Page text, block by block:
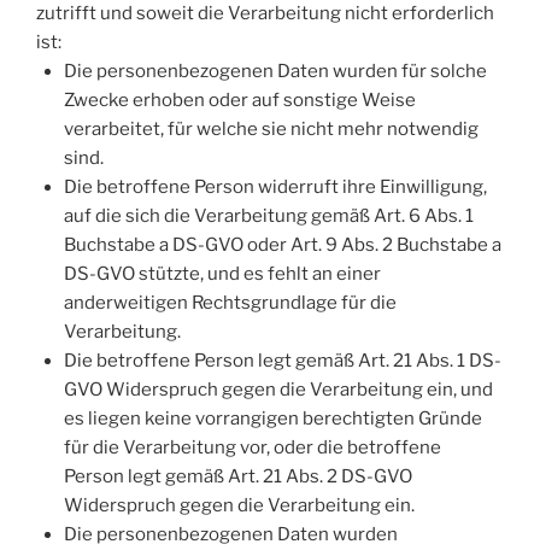
zutrifft und soweit die Verarbeitung nicht erforderlich
ist:
Die personenbezogenen Daten wurden für solche
Zwecke erhoben oder auf sonstige Weise
verarbeitet, für welche sie nicht mehr notwendig
sind.
Die betroffene Person widerruft ihre Einwilligung,
auf die sich die Verarbeitung gemäß Art. 6 Abs. 1
Buchstabe a DS-GVO oder Art. 9 Abs. 2 Buchstabe a
DS-GVO stützte, und es fehlt an einer
anderweitigen Rechtsgrundlage für die
Verarbeitung.
Die betroffene Person legt gemäß Art. 21 Abs. 1 DS-
GVO Widerspruch gegen die Verarbeitung ein, und
es liegen keine vorrangigen berechtigten Gründe
für die Verarbeitung vor, oder die betroffene
Person legt gemäß Art. 21 Abs. 2 DS-GVO
Widerspruch gegen die Verarbeitung ein.
Die personenbezogenen Daten wurden